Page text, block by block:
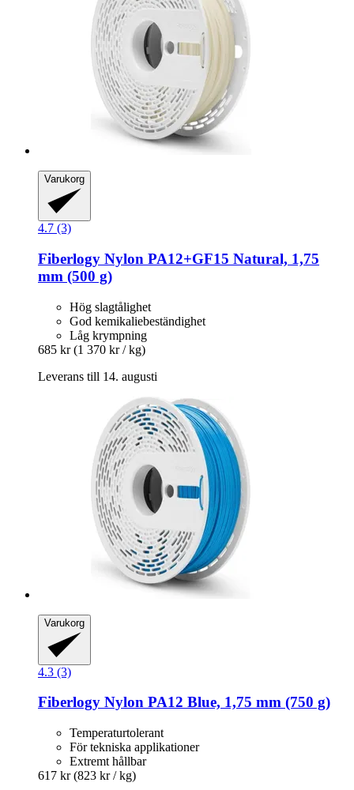
Varukorg
4.7 (3)
Fiberlogy Nylon PA12+GF15 Natural, 1,75
mm (500 g)
Hög slagtålighet
God kemikaliebeständighet
Låg krympning
685 kr (1 370 kr / kg)
Leverans till 14. augusti
Varukorg
4.3 (3)
Fiberlogy Nylon PA12 Blue, 1,75 mm (750 g)
Temperaturtolerant
För tekniska applikationer
Extremt hållbar
617 kr (823 kr / kg)